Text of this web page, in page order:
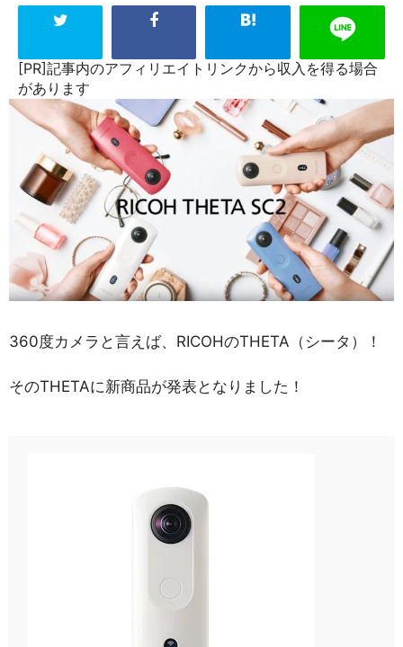
[PR]記事内のアフィリエイトリンクから収入を得る場合
があります
360度カメラと言えば、RICOHのTHETA（シータ）！
そのTHETAに新商品が発表となりました！